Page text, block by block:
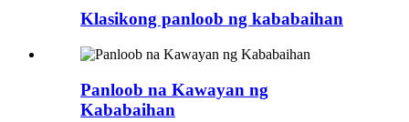
Klasikong panloob ng kababaihan
Panloob na Kawayan ng
Kababaihan